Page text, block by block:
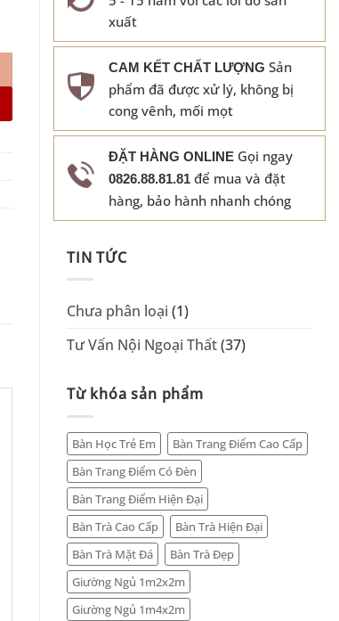
xuất
CAM KẾT CHẤT LƯỢNG Sản
phẩm đã được xử lý, không bị
cong vênh, mối mọt
ĐẶT HÀNG ONLINE Gọi ngay
0826.88.81.81 để mua và đặt
hàng, bảo hành nhanh chóng
TIN TỨC
Chưa phân loại (1)
Tư Vấn Nội Ngoại Thất(37)
Từ khóa sản phẩm
Bàn Học Trẻ Em
Bàn Trang Điểm Cao Cấp
Bàn Trang Điểm Có Đèn
Bàn Trang Điểm Hiện Đại
Bàn Trà Cao Cấp
Bàn Trà Hiện Đại
Bàn Trà Mặt Đá
Bàn Trà Đẹp
Giường Ngủ 1m2x2m
Giường Ngủ 1m4x2m